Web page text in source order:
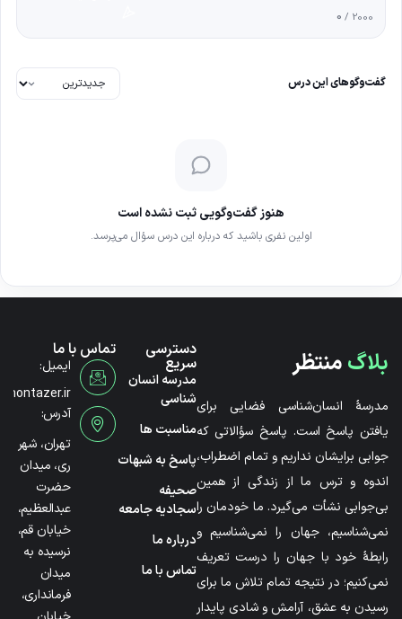
0 / 2000
گفت‌وگوهای این درس
هنوز گفت‌وگویی ثبت نشده است
اولین نفری باشید که درباره این درس سؤال می‌پرسد.
بلاگمنتظر
مدرسۀ انسان‌شناسی فضایی برای
یافتن پاسخ است. پاسخ سؤالاتی که
جوابی برایشان نداریم و تمام اضطراب،
اندوه و ترس ما از زندگی از همین
بی‌جوابی نشأت می‌گیرد. ما خودمان را
نمی‌شناسیم، جهان را نمی‌شناسیم و
رابطۀ خود با جهان را درست تعریف
نمی‌کنیم؛ در نتیجه تمام تلاش ما برای
رسیدن به عشق، آرامش و شادی پایدار
دسترسی
سریع
مدرسه انسان
شناسی
مناسبت ها
پاسخ به شبهات
صحیفه
سجادیه جامعه
درباره ما
تماس با ما
تماس با ما
ایمیل:
آدرس:
تهران، شهر
ری، میدان
حضرت
عبدالعظیم،
خیابان قم،
نرسیده به
میدان
فرمانداری،